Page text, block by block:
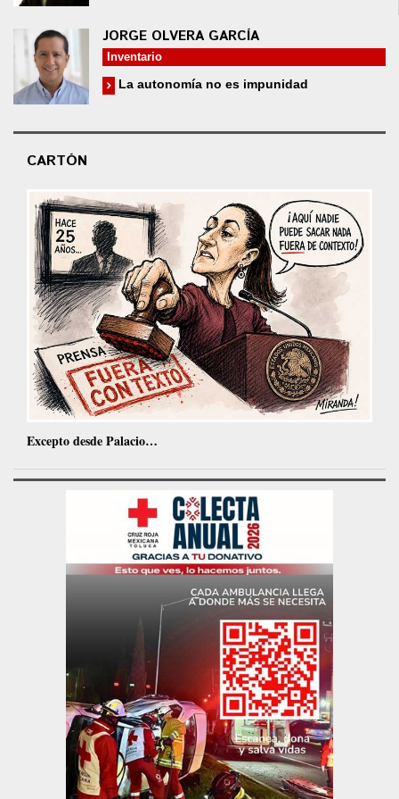
JORGE OLVERA GARCÍA
Inventario
La autonomía no es impunidad
CARTÓN
Excepto desde Palacio…